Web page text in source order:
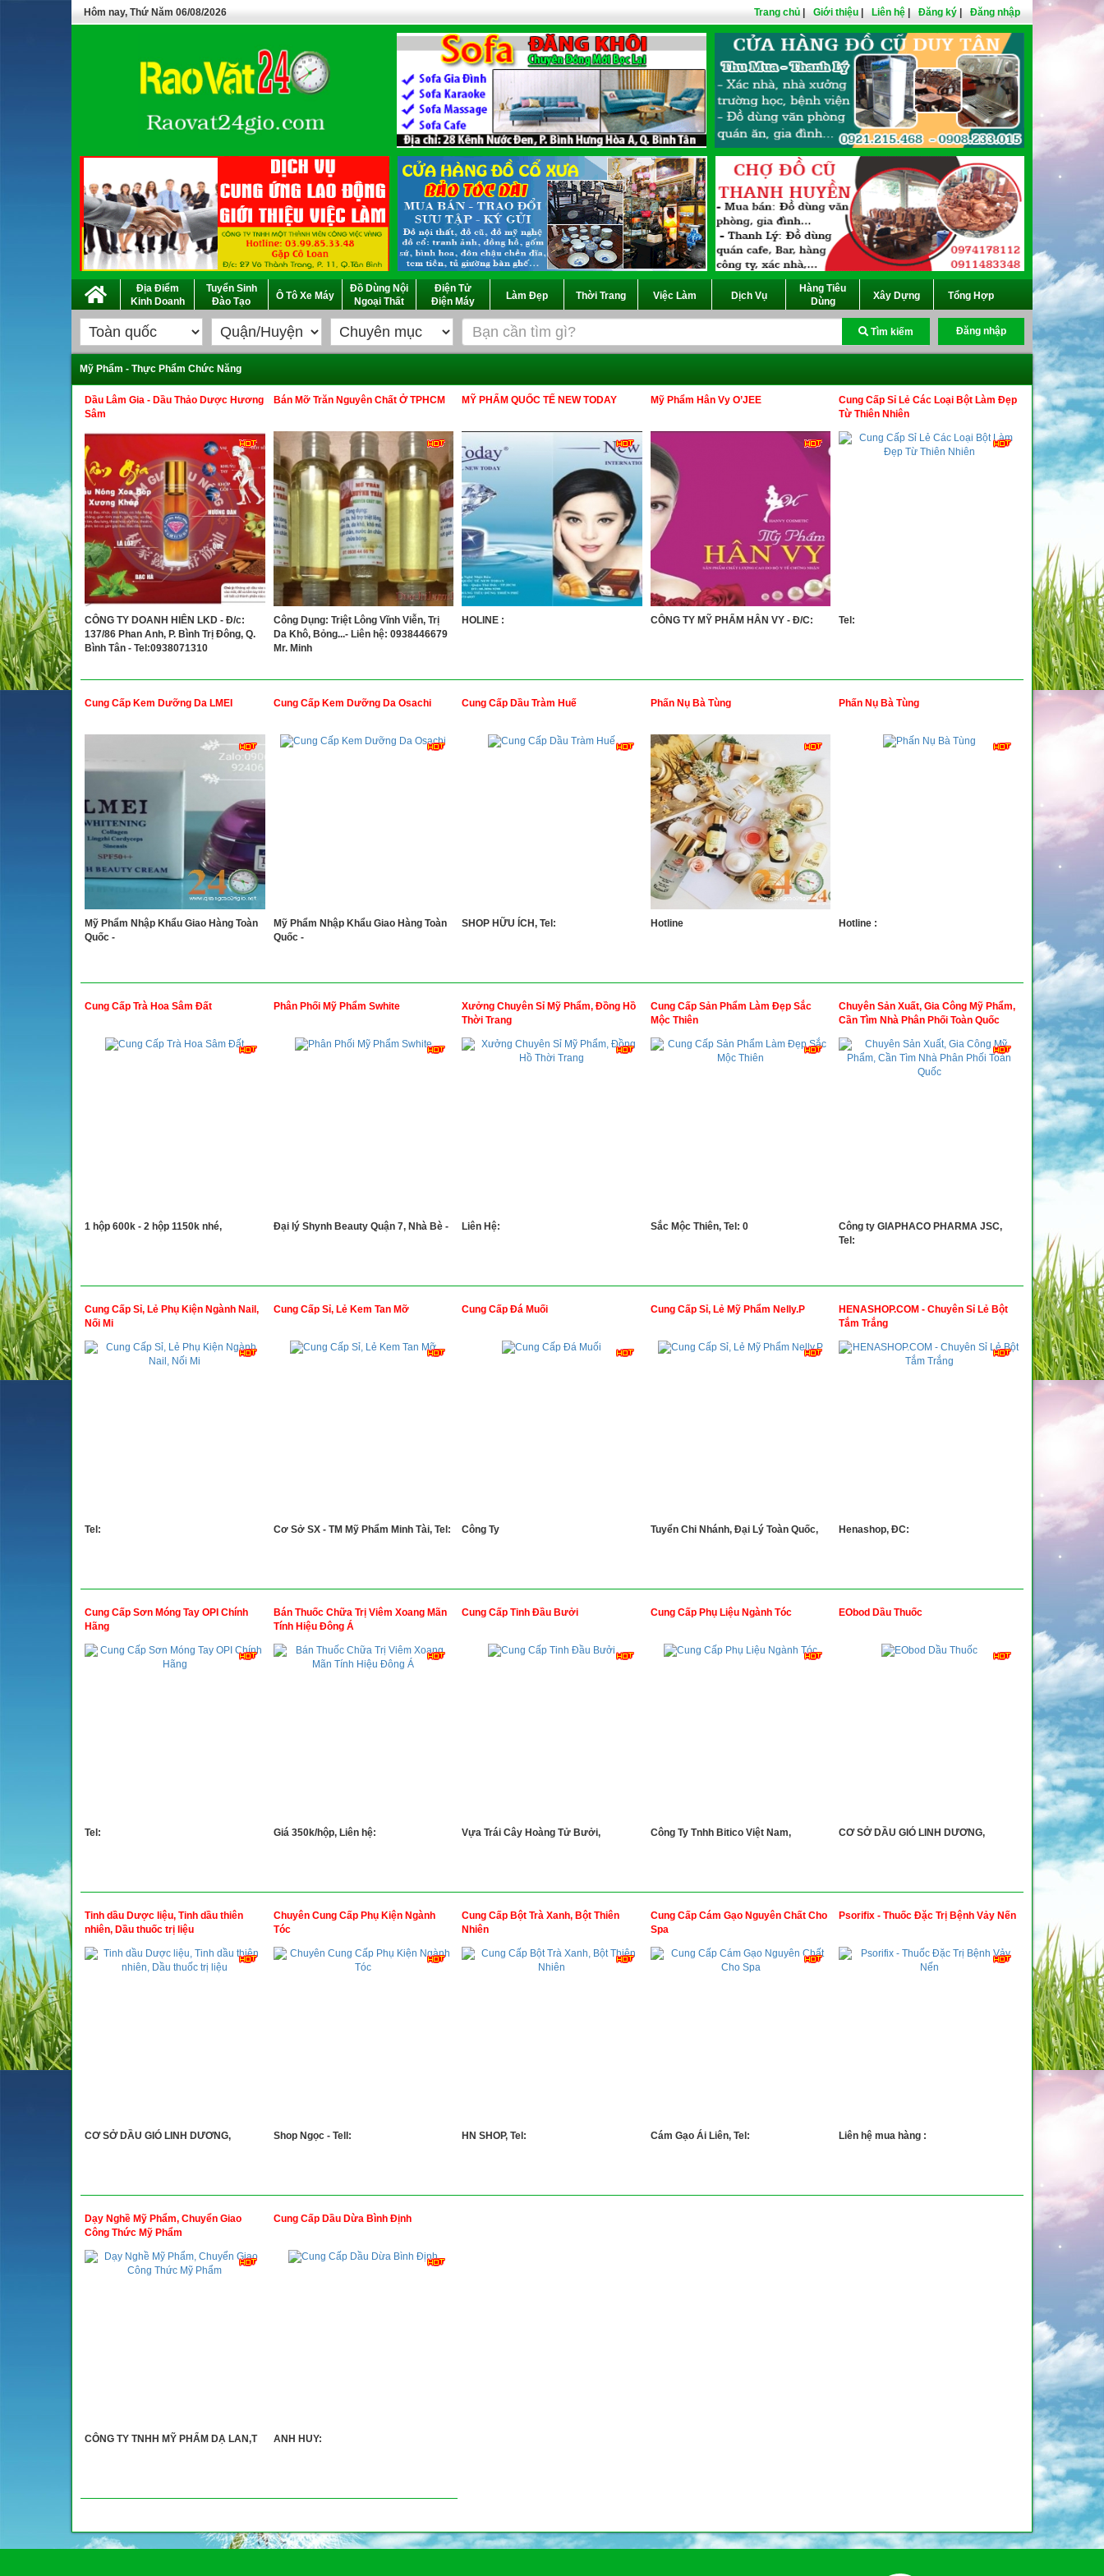
Hôm nay, Thứ Năm 06/08/2026 Trang chủ Giới thiệu Liên hệ Đăng ký Đăng nhập
Địa Điểm
Kinh Doanh
Tuyển Sinh
Đào Tạo
Ô Tô Xe Máy
Đồ Dùng Nội
Ngoại Thất
Điện Tử
Điện Máy
Làm Đẹp Thời Trang Việc Làm Dịch Vụ
Hàng Tiêu
Dùng
Xây Dựng Tổng Hợp
Tìm kiếm Đăng nhập
Mỹ Phẩm - Thực Phẩm Chức Năng
Dầu Lâm Gia - Dầu Thảo Dược Hương
Sâm
CÔNG TY DOANH HIÊN LKD - Đ/c:
137/86 Phan Anh, P. Bình Trị Đông, Q.
Bình Tân - Tel:0938071310
Bán Mỡ Trăn Nguyên Chất Ở TPHCM
Công Dụng: Triệt Lông Vĩnh Viễn, Trị
Da Khô, Bỏng...- Liên hệ: 0938446679
Mr. Minh
MỸ PHẨM QUỐC TẾ NEW TODAY
HOLINE :
Mỹ Phẩm Hân Vy O’JEE
CÔNG TY MỸ PHẨM HÂN VY - Đ/C:
Cung Cấp Sỉ Lẻ Các Loại Bột Làm Đẹp
Từ Thiên Nhiên
Tel:
Cung Cấp Kem Dưỡng Da LMEI
Mỹ Phẩm Nhập Khẩu Giao Hàng Toàn
Quốc -
Cung Cấp Kem Dưỡng Da Osachi
Mỹ Phẩm Nhập Khẩu Giao Hàng Toàn
Quốc -
Cung Cấp Dầu Tràm Huế
SHOP HỮU ÍCH, Tel:
Phấn Nụ Bà Tùng
Hotline
Phấn Nụ Bà Tùng
Hotline :
Cung Cấp Trà Hoa Sâm Đất
1 hộp 600k - 2 hộp 1150k nhé,
Phân Phối Mỹ Phẩm Swhite
Đại lý Shynh Beauty Quận 7, Nhà Bè -
Xưởng Chuyên Sỉ Mỹ Phẩm, Đồng Hồ
Thời Trang
Liên Hệ:
Cung Cấp Sản Phẩm Làm Đẹp Sắc
Mộc Thiên
Sắc Mộc Thiên, Tel: 0
Chuyên Sản Xuất, Gia Công Mỹ Phẩm,
Cần Tìm Nhà Phân Phối Toàn Quốc
Công ty GIAPHACO PHARMA JSC,
Tel:
Cung Cấp Sỉ, Lẻ Phụ Kiện Ngành Nail,
Nối Mi
Tel:
Cung Cấp Sỉ, Lẻ Kem Tan Mỡ
Cơ Sở SX - TM Mỹ Phẩm Minh Tài, Tel:
Cung Cấp Đá Muối
Công Ty
Cung Cấp Sỉ, Lẻ Mỹ Phẩm Nelly.P
Tuyển Chi Nhánh, Đại Lý Toàn Quốc,
HENASHOP.COM - Chuyên Sỉ Lẻ Bột
Tắm Trắng
Henashop, ĐC:
Cung Cấp Sơn Móng Tay OPI Chính
Hãng
Tel:
Bán Thuốc Chữa Trị Viêm Xoang Mãn
Tính Hiệu Đông Á
Giá 350k/hộp, Liên hệ:
Cung Cấp Tinh Đầu Bưởi
Vựa Trái Cây Hoàng Tử Bưởi,
Cung Cấp Phụ Liệu Ngành Tóc
Công Ty Tnhh Bitico Việt Nam,
EObod Dầu Thuốc
CƠ SỞ DẦU GIÓ LINH DƯƠNG,
Tinh dầu Dược liệu, Tinh dầu thiên
nhiên, Dầu thuốc trị liệu
CƠ SỞ DẦU GIÓ LINH DƯƠNG,
Chuyên Cung Cấp Phụ Kiện Ngành
Tóc
Shop Ngọc - Tell:
Cung Cấp Bột Trà Xanh, Bột Thiên
Nhiên
HN SHOP, Tel:
Cung Cấp Cám Gạo Nguyên Chất Cho
Spa
Cám Gạo Ái Liên, Tel:
Psorifix - Thuốc Đặc Trị Bệnh Vảy Nến
Liên hệ mua hàng :
Dạy Nghề Mỹ Phẩm, Chuyển Giao
Công Thức Mỹ Phẩm
CÔNG TY TNHH MỸ PHẨM DẠ LAN,T
Cung Cấp Dầu Dừa Bình Định
ANH HUY: